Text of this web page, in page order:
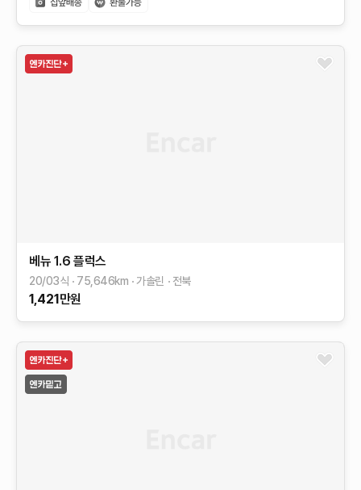
베뉴 1.6 플럭스
20/03식 75,646km 가솔린 전북
1,421 만원